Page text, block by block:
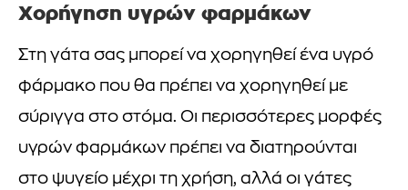
Χορήγηση υγρών φαρμάκων
Στη γάτα σας μπορεί να χορηγηθεί ένα υγρό
φάρμακο που θα πρέπει να χορηγηθεί με
σύριγγα στο στόμα. Οι περισσότερες μορφές
υγρών φαρμάκων πρέπει να διατηρούνται
στο ψυγείο μέχρι τη χρήση, αλλά οι γάτες